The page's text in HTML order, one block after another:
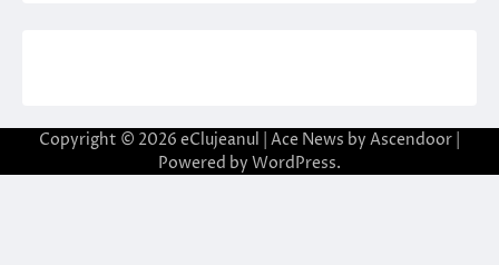
Copyright © 2026 eClujeanul | Ace News by Ascendoor
Powered by WordPress.